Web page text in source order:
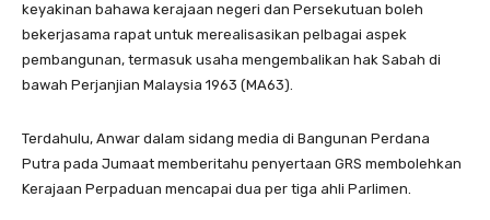
keyakinan bahawa kerajaan negeri dan Persekutuan boleh
bekerjasama rapat untuk merealisasikan pelbagai aspek
pembangunan, termasuk usaha mengembalikan hak Sabah di
bawah Perjanjian Malaysia 1963 (MA63).
Terdahulu, Anwar dalam sidang media di Bangunan Perdana
Putra pada Jumaat memberitahu penyertaan GRS membolehkan
Kerajaan Perpaduan mencapai dua per tiga ahli Parlimen.